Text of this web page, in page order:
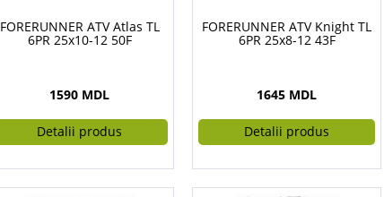
FORERUNNER ATV Atlas TL
6PR 25x10-12 50F
1590 MDL
Detalii produs
FORERUNNER ATV Knight TL
6PR 25x8-12 43F
1645 MDL
Detalii produs